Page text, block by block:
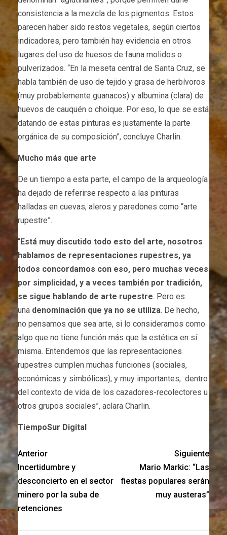
consistencia a la mezcla de los pigmentos. Estos
parecen haber sido restos vegetales, según ciertos
indicadores, pero también hay evidencia en otros
lugares del uso de huesos de fauna molidos o
pulverizados. “En la meseta central de Santa Cruz, se
habla también de uso de tejido y grasa de herbívoros
(muy probablemente guanacos) y albumina (clara) de
huevos de cauquén o choique. Por eso, lo que se está
datando de estas pinturas es justamente la parte
orgánica de su composición”, concluye Charlin.
Mucho más que arte
De un tiempo a esta parte, el campo de la arqueología
ha dejado de referirse respecto a las pinturas
halladas en cuevas, aleros y paredones como “arte
rupestre”.
“Está muy discutido todo esto del arte, nosotros
hablamos de representaciones rupestres, ya
todos concordamos con eso, pero muchas veces
por simplicidad, y a veces también por tradición,
se sigue hablando de arte rupestre. Pero es
una denominación que ya no se utiliza. De hecho,
no pensamos que sea arte, si lo consideramos como
algo que no tiene función más que la estética en sí
misma. Entendemos que las representaciones
rupestres cumplen muchas funciones (sociales,
económicas y simbólicas), y muy importantes, dentro
del contexto de vida de los cazadores-recolectores u
otros grupos sociales”, aclara Charlin.
TiempoSur Digital
Anterior
Incertidumbre y
desconcierto en el sector
minero por la suba de
retenciones
Siguiente
Mario Markic: “Las
fiestas populares serán
muy austeras”